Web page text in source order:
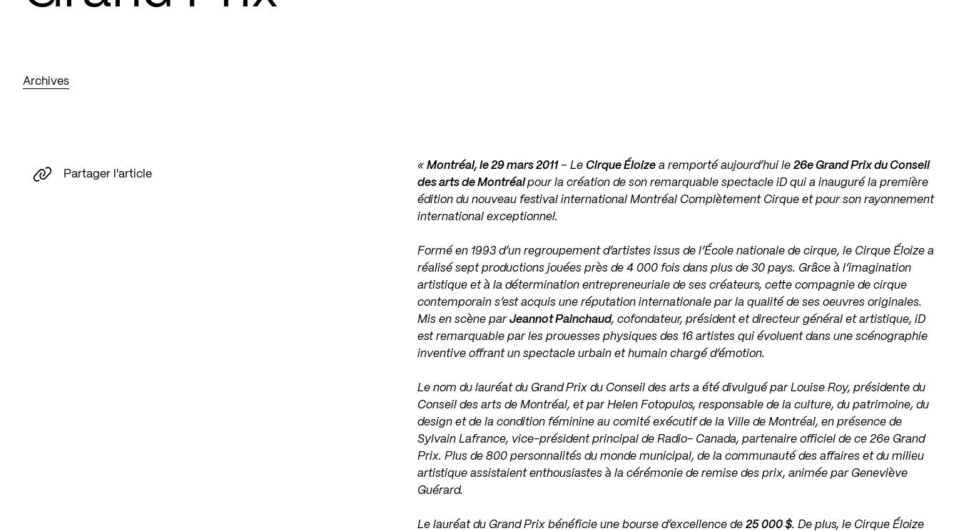
Archives
«Montréal, le 29 mars 2011 – LeCirque Éloize a remporté aujourd’hui le26e Grand Prix du Conseil
des arts de Montréalpour la création de son remarquable spectacle iD qui a inauguré la première
édition du nouveau festival international Montréal Complètement Cirque et pour son rayonnement
international exceptionnel.
Formé en 1993 d’un regroupement d’artistes issus de l’École nationale de cirque, le Cirque Éloize a
réalisé sept productions jouées près de 4 000 fois dans plus de 30 pays. Grâce à l’imagination
artistique et à la détermination entrepreneuriale de ses créateurs, cette compagnie de cirque
contemporain s’est acquis une réputation internationale par la qualité de ses oeuvres originales.
Mis en scène parJeannot Painchaud, cofondateur, président et directeur général et artistique, iD
est remarquable par les prouesses physiques des 16 artistes qui évoluent dans une scénographie
inventive offrant un spectacle urbain et humain chargé d’émotion.
Le nom du lauréat du Grand Prix du Conseil des arts a été divulgué par Louise Roy, présidente du
Conseil des arts de Montréal, et par Helen Fotopulos, responsable de la culture, du patrimoine, du
design et de la condition féminine au comité exécutif de la Ville de Montréal, en présence de
Sylvain Lafrance, vice-président principal de Radio- Canada, partenaire officiel de ce 26e Grand
Prix. Plus de 800 personnalités du monde municipal, de la communauté des affaires et du milieu
artistique assistaient enthousiastes à la cérémonie de remise des prix, animée par Geneviève
Guérard.
Le lauréat du Grand Prix bénéficie une bourse d’excellence de25 000 $. De plus, le Cirque Éloize
Partager l'article